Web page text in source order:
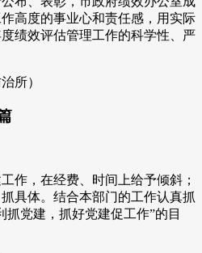
高度的事业心和责任感，用实际
绩效评估管理工作的科学性、严
所）
作，在经费、时间上给予倾斜；
具体。结合本部门的工作认真抓
党建，抓好党建促工作”的目